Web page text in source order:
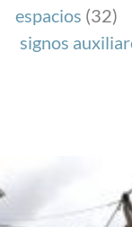
espacios (32)
signos